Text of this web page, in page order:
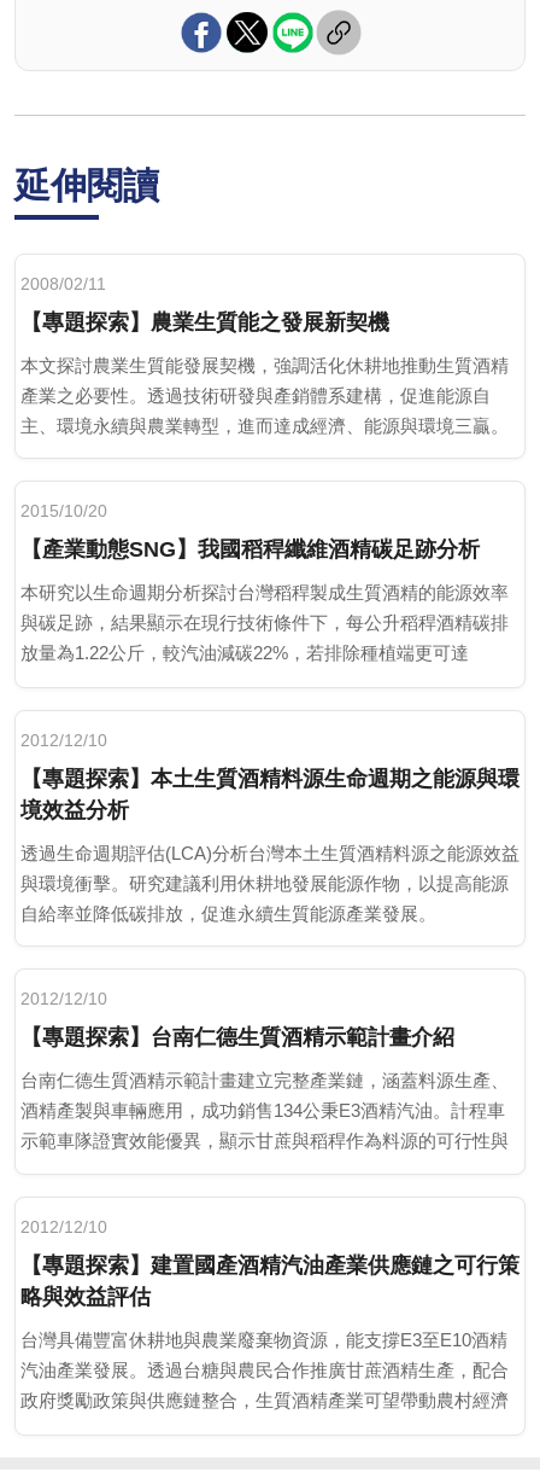
延伸閱讀
2008/02/11
【專題探索】農業生質能之發展新契機
本文探討農業生質能發展契機，強調活化休耕地推動生質酒精
產業之必要性。透過技術研發與產銷體系建構，促進能源自
主、環境永續與農業轉型，進而達成經濟、能源與環境三贏。
2015/10/20
【產業動態SNG】我國稻稈纖維酒精碳足跡分析
本研究以生命週期分析探討台灣稻稈製成生質酒精的能源效率
與碳足跡，結果顯示在現行技術條件下，每公升稻稈酒精碳排
放量為1.22公斤，較汽油減碳22%，若排除種植端更可達
99%。
2012/12/10
【專題探索】本土生質酒精料源生命週期之能源與環
境效益分析
透過生命週期評估(LCA)分析台灣本土生質酒精料源之能源效益
與環境衝擊。研究建議利用休耕地發展能源作物，以提高能源
自給率並降低碳排放，促進永續生質能源產業發展。
2012/12/10
【專題探索】台南仁德生質酒精示範計畫介紹
台南仁德生質酒精示範計畫建立完整產業鏈，涵蓋料源生產、
酒精產製與車輛應用，成功銷售134公秉E3酒精汽油。計程車
示範車隊證實效能優異，顯示甘蔗與稻稈作為料源的可行性與
環保效益。
2012/12/10
【專題探索】建置國產酒精汽油產業供應鏈之可行策
略與效益評估
台灣具備豐富休耕地與農業廢棄物資源，能支撐E3至E10酒精
汽油產業發展。透過台糖與農民合作推廣甘蔗酒精生產，配合
政府獎勵政策與供應鏈整合，生質酒精產業可望帶動農村經濟
轉型。